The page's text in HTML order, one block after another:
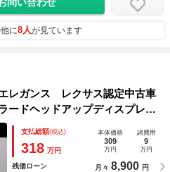
に8人が見ています
レガンス レクサス認定中古車
ドヘッドアップディスプレ
（ブラック塗装） パノラミッ
スポットモニター パーキング
支払総額(税込)
318 万円
本体価格
309
万円
諸費用
9
万円
残価ローン 月々 8,900 円